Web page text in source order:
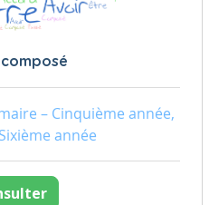
– Cinquième année,
année